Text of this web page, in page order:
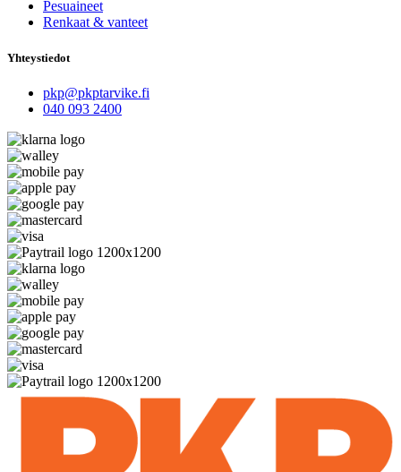
Pesuaineet
Renkaat & vanteet
Yhteystiedot
pkp@pkptarvike.fi
040 093 2400